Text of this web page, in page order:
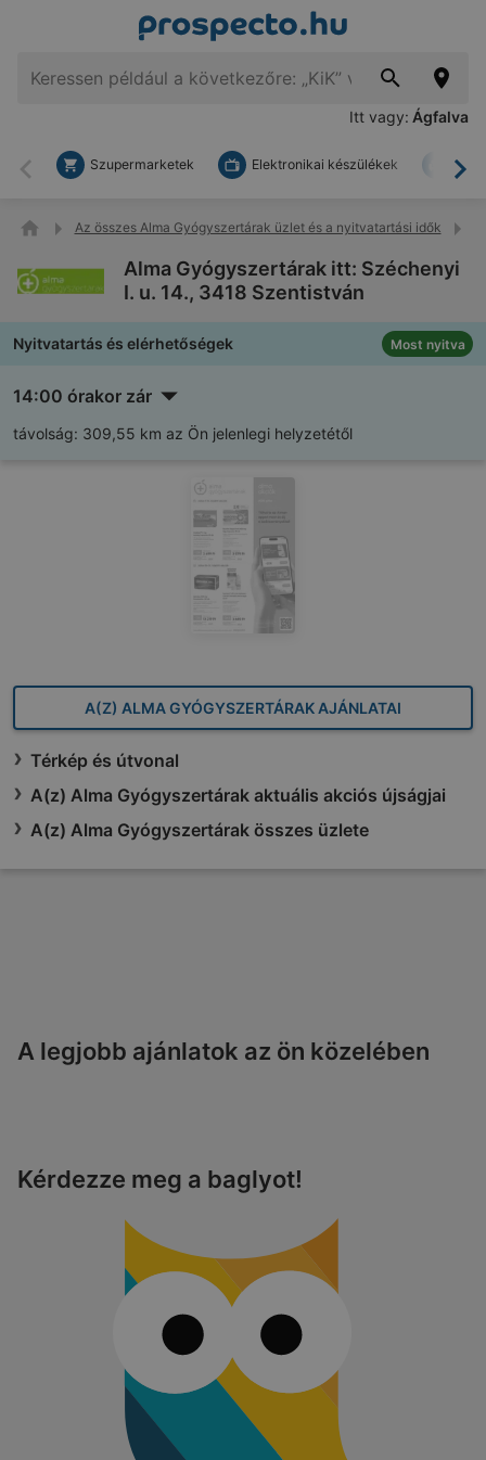
Itt vagy: Ágfalva
Vissza
Szupermarketek Elektronikai készülékek
Az összes Alma Gyógyszertárak üzlet és a nyitvatartási idők
Alma Gyógyszertárak itt: Széchenyi
I. u. 14., 3418 Szentistván
Nyitvatartás és elérhetőségek Most nyitva
14:00 órakor zár
távolság: 309,55 km az Ön jelenlegi helyzetétől
A(Z) ALMA GYÓGYSZERTÁRAK AJÁNLATAI
Térkép és útvonal
A(z) Alma Gyógyszertárak aktuális akciós újságjai
A(z) Alma Gyógyszertárak összes üzlete
A legjobb ajánlatok az ön közelében
Kérdezze meg a baglyot!